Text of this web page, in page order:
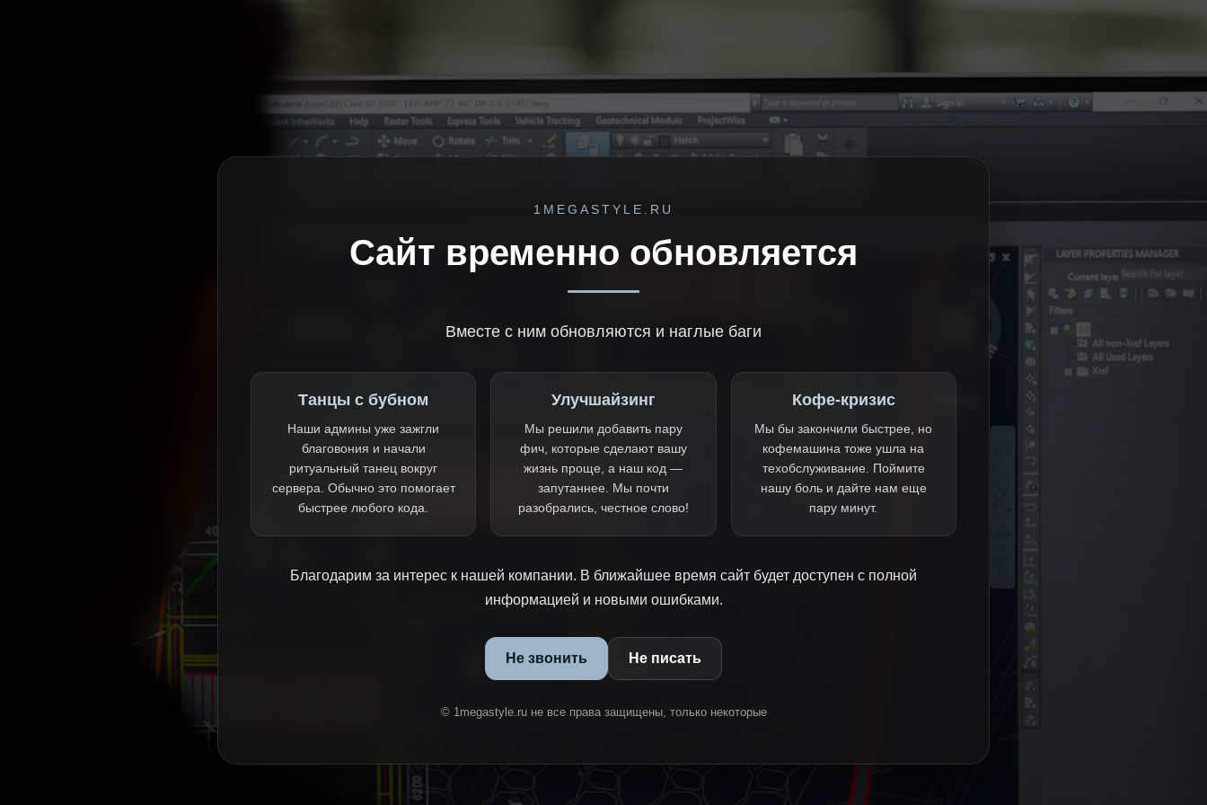
1MEGASTYLE.RU
Сайт временно обновляется
Вместе с ним обновляются и наглые баги
Танцы с бубном
Наши админы уже зажгли
благовония и начали
ритуальный танец вокруг
сервера. Обычно это помогает
быстрее любого кода.
Улучшайзинг
Мы решили добавить пару
фич, которые сделают вашу
жизнь проще, а наш код —
запутаннее. Мы почти
разобрались, честное слово!
Кофе-кризис
Мы бы закончили быстрее, но
кофемашина тоже ушла на
техобслуживание. Поймите
нашу боль и дайте нам еще
пару минут.
Благодарим за интерес к нашей компании. В ближайшее время сайт будет доступен с полной
информацией и новыми ошибками.
Не звонить Не писать
© 1megastyle.ru не все права защищены, только некоторые